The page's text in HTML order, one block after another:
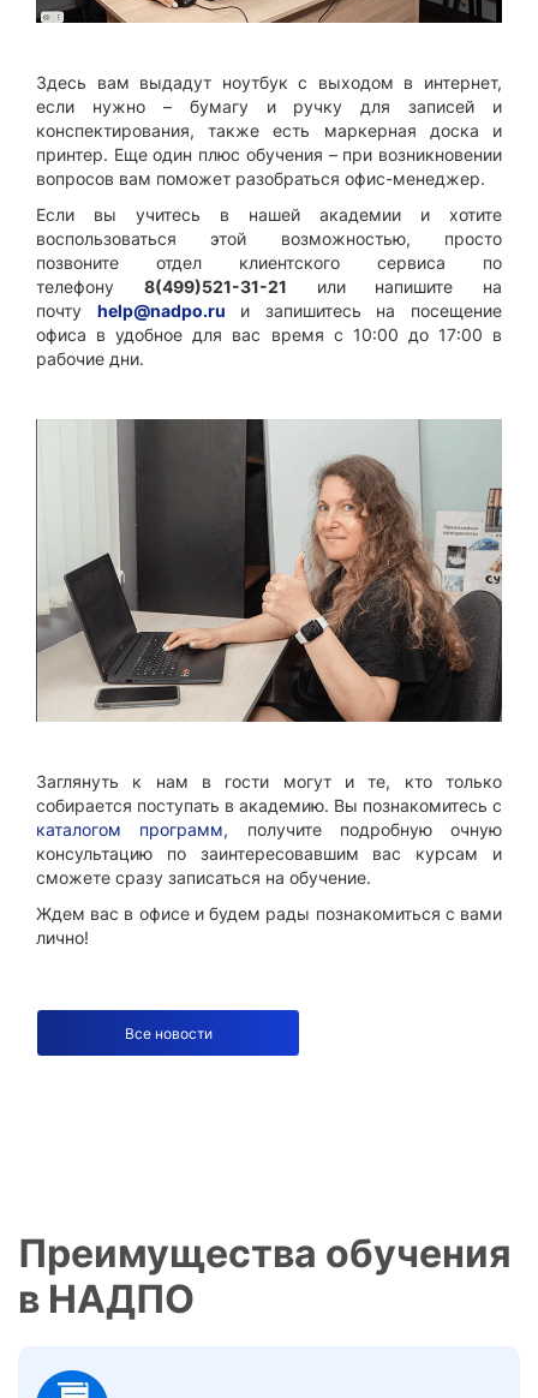
Здесь вам выдадут ноутбук с выходом в интернет,
если нужно – бумагу и ручку для записей и
конспектирования, также есть маркерная доска и
принтер. Еще один плюс обучения – при возникновении
вопросов вам поможет разобраться офис-менеджер.
Если вы учитесь в нашей академии и хотите
воспользоваться этой возможностью, просто
позвоните отдел клиентского сервиса по
телефону 8(499)521-31-21 или напишите на
почту help@nadpo.ru и запишитесь на посещение
офиса в удобное для вас время с 10:00 до 17:00 в
рабочие дни.
Заглянуть к нам в гости могут и те, кто только
собирается поступать в академию. Вы познакомитесь с
каталогом программ, получите подробную очную
консультацию по заинтересовавшим вас курсам и
сможете сразу записаться на обучение.
Ждем вас в офисе и будем рады познакомиться с вами
лично!
Все новости
Преимущества обучения
в НАДПО